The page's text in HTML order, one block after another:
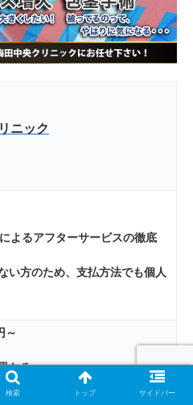
ニック
よるアフターサービスの徹底
い方のため、支払方法でも個人
～
なる
検索 トップ サイドバー